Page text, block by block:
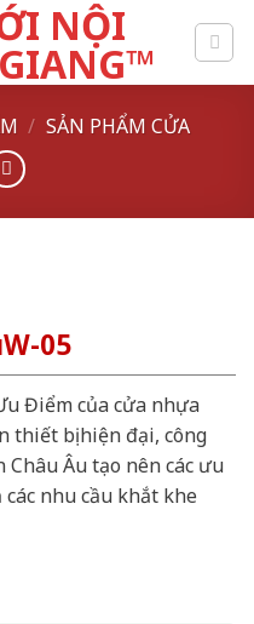
/ SẢN PHẨM CỬA
05
Điểm của cửa nhựa
thiết bị hiện đại, công
Âu tạo nên các ưu
nhu cầu khắt khe